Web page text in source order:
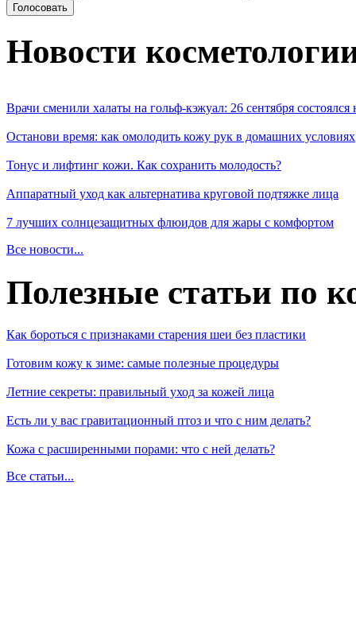
Новости
Врачи сменили халаты на гольф-кэжуал: 26 сентября
Останови время: как омолодить кожу рук в домашних условиях
Тонус и лифтинг кожи. Как сохранить молодость?
Аппаратный уход как альтернатива круговой подтяжке лица
7 лучших солнцезащитных флюидов для жары с комфортом
Все новости...
Полезные статьи по
Как бороться с признаками старения шеи без пластики
Готовим кожу к зиме: самые полезные процедуры
Летние секреты: правильный уход за кожей лица
Есть ли у вас гравитационный птоз и что с ним делать?
Кожа с расширенными порами: что с ней делать?
Все статьи...